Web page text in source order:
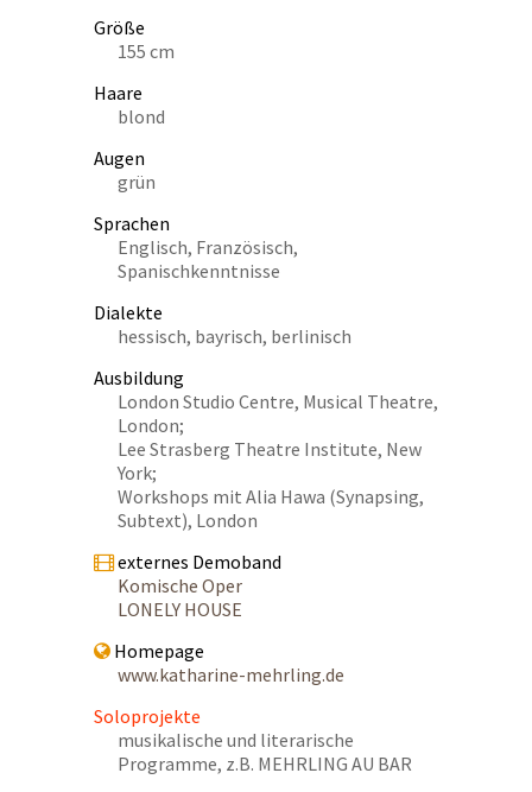
Größe
155 cm
Haare
blond
Augen
grün
Sprachen
Englisch, Französisch,
Spanischkenntnisse
Dialekte
hessisch, bayrisch, berlinisch
Ausbildung
London Studio Centre, Musical Theatre,
London;
Lee Strasberg Theatre Institute, New
York;
Workshops mit Alia Hawa (Synapsing,
Subtext), London
externes Demoband
Komische Oper
LONELY HOUSE
Homepage
www.katharine-mehrling.de
Soloprojekte
musikalische und literarische
Programme, z.B. MEHRLING AU BAR